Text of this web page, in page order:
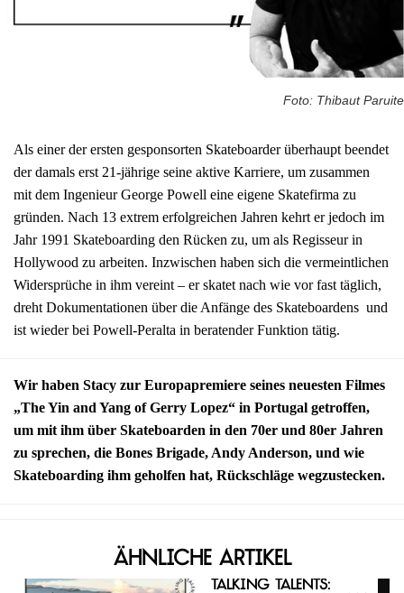
Foto: Thibaut Paruite
Als einer der ersten gesponsorten Skateboarder überhaupt beendet
der damals erst 21-jährige seine aktive Karriere, um zusammen
mit dem Ingenieur George Powell eine eigene Skatefirma zu
gründen. Nach 13 extrem erfolgreichen Jahren kehrt er jedoch im
Jahr 1991 Skateboarding den Rücken zu, um als Regisseur in
Hollywood zu arbeiten. Inzwischen haben sich die vermeintlichen
Widersprüche in ihm vereint – er skatet nach wie vor fast täglich,
dreht Dokumentationen über die Anfänge des Skateboardens und
ist wieder bei Powell-Peralta in beratender Funktion tätig.
Wir haben Stacy zur Europapremiere seines neuesten Filmes
„The Yin and Yang of Gerry Lopez“ in Portugal getroffen,
um mit ihm über Skateboarden in den 70er und 80er Jahren
zu sprechen, die Bones Brigade, Andy Anderson, und wie
Skateboarding ihm geholfen hat, Rückschläge wegzustecken.
Ähnliche Artikel
Talking Talents: